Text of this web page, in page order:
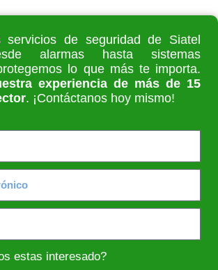
servicios de seguridad de Siatel
alarmas hasta sistemas
lo que más te importa.
experiencia de más de 15
. ¡Contáctanos hoy mismo!
estas interesado?